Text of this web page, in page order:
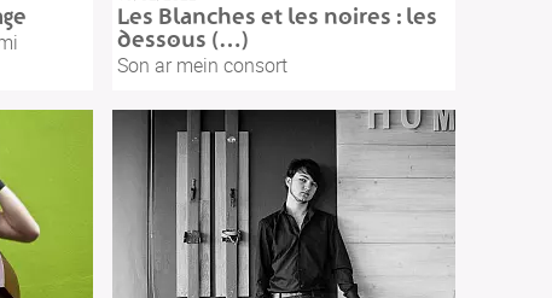
Les Blanches et les noires : les
dessous (…)
Son ar mein consort